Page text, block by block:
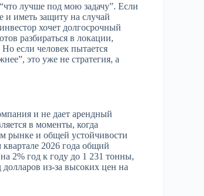
лучше под мою задачу”. Если
и иметь защиту на случай
хочет долгосрочный
разбираться в локации,
если человек пытается
это уже не стратегия, а
и не дает арендный
в моменты, когда
рынке и общей устойчивости
2026 года общий
2% год к году до 1 231 тонны,
долларов из-за высоких цен на